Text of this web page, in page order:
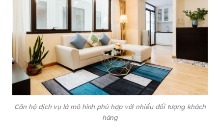
Căn hộ dịch vụ là mô hình phù hợp với nhiều đối tượng khách
hàng